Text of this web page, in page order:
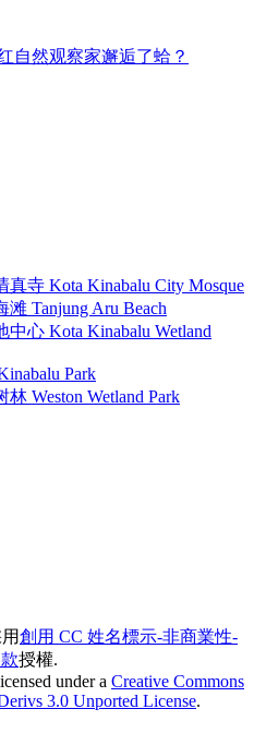
自然观察家邂逅了蛤？
寺 Kota Kinabalu City Mosque
Tanjung Aru Beach
心 Kota Kinabalu Wetland
Park
Weston Wetland Park
創用 CC 姓名標示-非商業性-
授權.
under a Creative Commons
3.0 Unported License.